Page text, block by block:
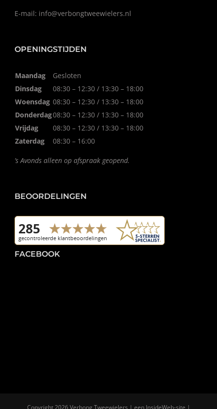
E-mail: info@verbongtweewielers.nl
OPENINGSTIJDEN
Maandag
Gesloten
Dinsdag
08:30 – 12:30 / 13:30 – 18:00
Woensdag 08:30 – 12:30 / 13:30 – 18:00
Donderdag08:30 – 12:30 / 13:30 – 18:00
Vrijdag
08:30 – 12:30 / 13:30 – 18:00
Zaterdag
08:30 – 16:00
’s Avonds alleen op afspraak geopend.
BEOORDELINGEN
FACEBOOK